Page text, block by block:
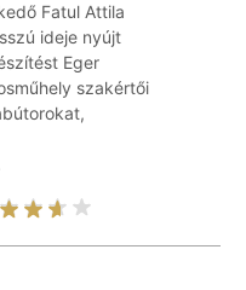
Fatul Attila
ideje nyújt
Eger
szakértői